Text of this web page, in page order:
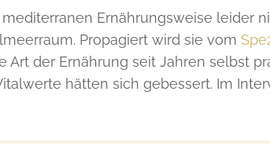
Ernährungsweise leider
Propagiert wird sie vom
Art der Ernährung seit Jahren selbst
hätten sich gebessert. Im